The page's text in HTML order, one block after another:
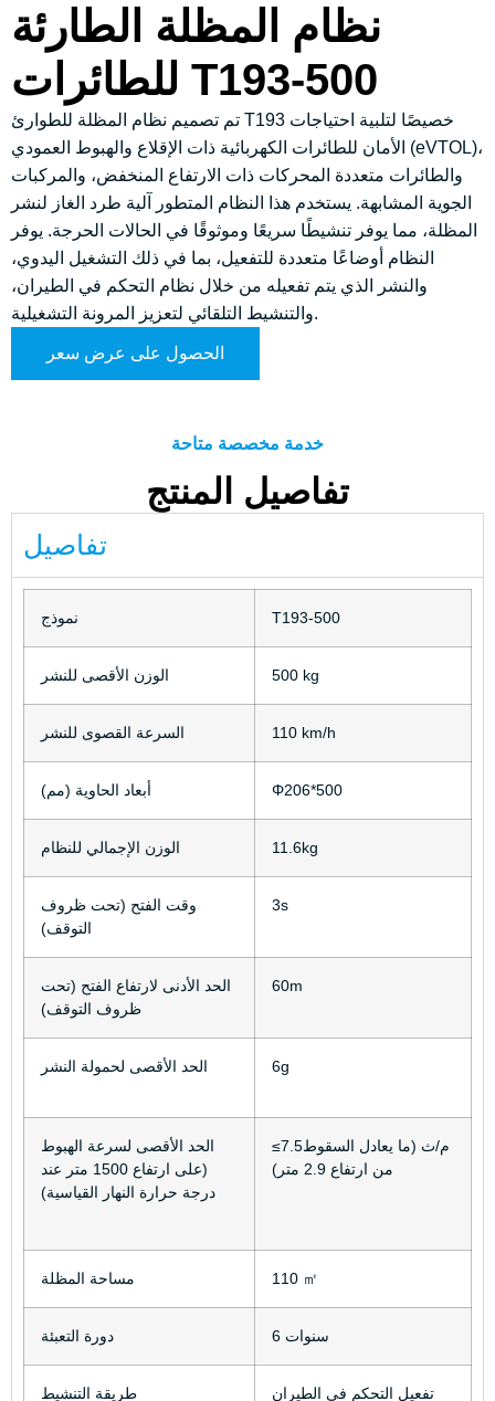
نظام المظلة الطارئة
للطائرات T193-500
تم تصميم نظام المظلة للطوارئ T193 خصيصًا لتلبية احتياجات
الأمان للطائرات الكهربائية ذات الإقلاع والهبوط العمودي (eVTOL)،
والطائرات متعددة المحركات ذات الارتفاع المنخفض، والمركبات
الجوية المشابهة. يستخدم هذا النظام المتطور آلية طرد الغاز لنشر
المظلة، مما يوفر تنشيطًا سريعًا وموثوقًا في الحالات الحرجة. يوفر
النظام أوضاعًا متعددة للتفعيل، بما في ذلك التشغيل اليدوي،
والنشر الذي يتم تفعيله من خلال نظام التحكم في الطيران،
والتنشيط التلقائي لتعزيز المرونة التشغيلية.
الحصول على عرض سعر
خدمة مخصصة متاحة
تفاصيل المنتج
تفاصيل
نموذج T193-500
الوزن الأقصى للنشر 500 kg
السرعة القصوى للنشر 110 km/h
أبعاد الحاوية (مم) Φ206*500
الوزن الإجمالي للنظام 11.6kg
وقت الفتح (تحت ظروف
التوقف)
3s
الحد الأدنى لارتفاع الفتح (تحت
ظروف التوقف)
60m
الحد الأقصى لحمولة النشر 6g
الحد الأقصى لسرعة الهبوط
(على ارتفاع 1500 متر عند
درجة حرارة النهار القياسية)
≤7.5م/ث (ما يعادل السقوط
من ارتفاع 2.9 متر)
مساحة المظلة 110 ㎡
دورة التعبئة 6 سنوات
طريقة التنشيط تفعيل التحكم في الطيران